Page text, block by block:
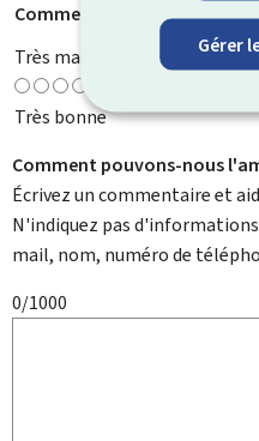
Gérer
Comment évaluez-vous
Très mauvaise
Très bonne
Comment pouvons-nous
Écrivez un commentaire et
N'indiquez pas
mail, nom, numéro de
0/1000